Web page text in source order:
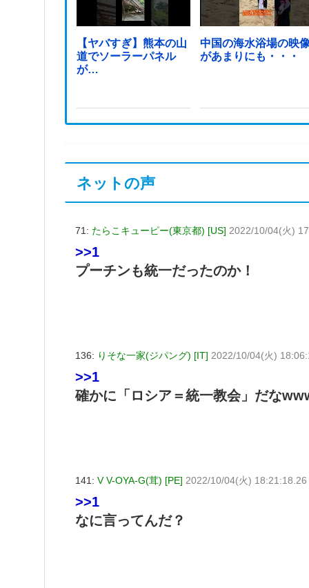
【ヤバすぎ】熊本の山
道でソーラーパネル
が…
中国の海水浴場の映
があまりにも・・・
ネットの声
71: たらこキューピー(東京都) [US] 2022/10/04(火)
>>1
プーチンも統一だったのか！
136: りそな一家(ジパング) [IT] 2022/10/04(火)
>>1
確かに「ロシア＝統一教会」だな
141: V V-OYA-G(茸) [PE] 2022/10/04(火)
>>1
なに言ってんだ？